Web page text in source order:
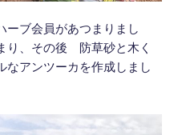
ブ会員があつまりまし
り、その後 防草砂と木く
なアンツーカを作成しまし